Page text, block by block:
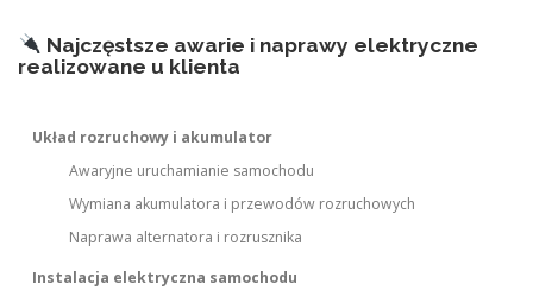
Najczęstsze awarie i naprawy elektryczne
realizowane u klienta
Układ rozruchowy i akumulator
Awaryjne uruchamianie samochodu
Wymiana akumulatora i przewodów rozruchowych
Naprawa alternatora i rozrusznika
Instalacja elektryczna samochodu